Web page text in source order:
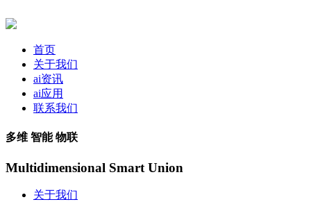
首页
关于我们
ai资讯
ai应用
联系我们
多维 智能 物联
Multidimensional Smart Union
关于我们